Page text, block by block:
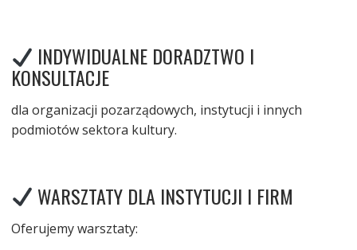
INDYWIDUALNE DORADZTWO I
KONSULTACJE
dla organizacji pozarządowych, instytucji i innych
podmiotów sektora kultury.
WARSZTATY DLA INSTYTUCJI I FIRM
Oferujemy warsztaty: